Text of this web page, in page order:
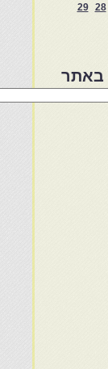
28
29
באתר